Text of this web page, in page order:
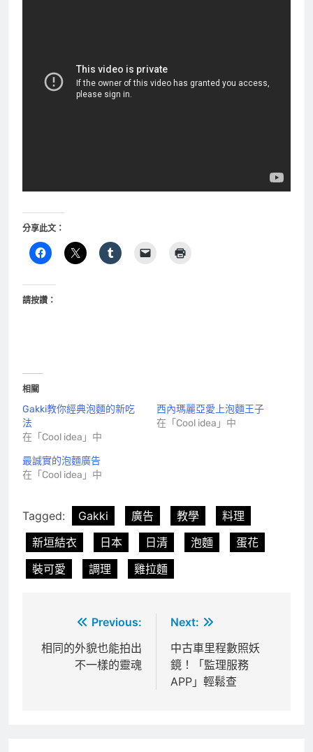
分享此文：
請按讚：
相關
Gakki教你經典泡麵的新吃
法
在「Cool idea」中
西內瑪麗亞愛上泡麵王子
在「Cool idea」中
最誠實的泡麵廣告
在「Cool idea」中
Tagged: Gakki 廣告 教學
料理
新垣結衣
日本 日清 泡麵
蛋花
裝可愛
調理 雞拉麵
章
Previous:
相同的外貌也能拍出
不一樣的靈魂
Next:
中古車里程數照妖
鏡！「監理服務
APP」輕鬆查